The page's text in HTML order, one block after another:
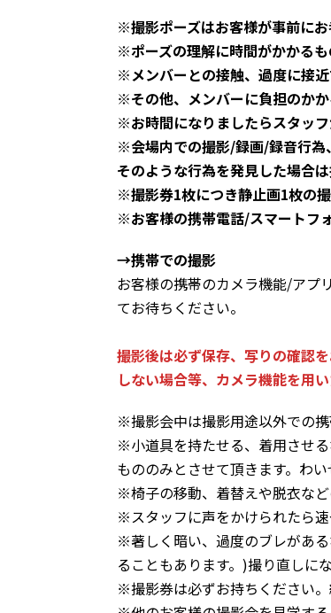
※撮影ポーズはお客様が事前に
※ポーズの理解に時間がかかるも
※メンバーとの接触、過度に接近
※その他、メンバーに負担のかか
※お時間になりましたらスタッ
※会場内での撮影/録画/録音行為
そのような行為を発見した場合
※撮影券1枚につき静止画1枚の
※お客様の携帯電話/スマートフ
→携帯での撮影
お客様の携帯のカメラ機能/アプ
てお待ちください。
撮影後は必ず保存、写りの確認
しない場合等、カメラ機能を用
※撮影会中は撮影用途以外での携
※小道具を持たせる、着用させ
もののみとさせて頂きます。わ
※椅子の移動、着替えや脱衣など
※スタッフに声をかけられたら速
※著しく暗い、過度のブレがあ
ることもあります。)撮り直しに
※撮影券は必ずお持ちください